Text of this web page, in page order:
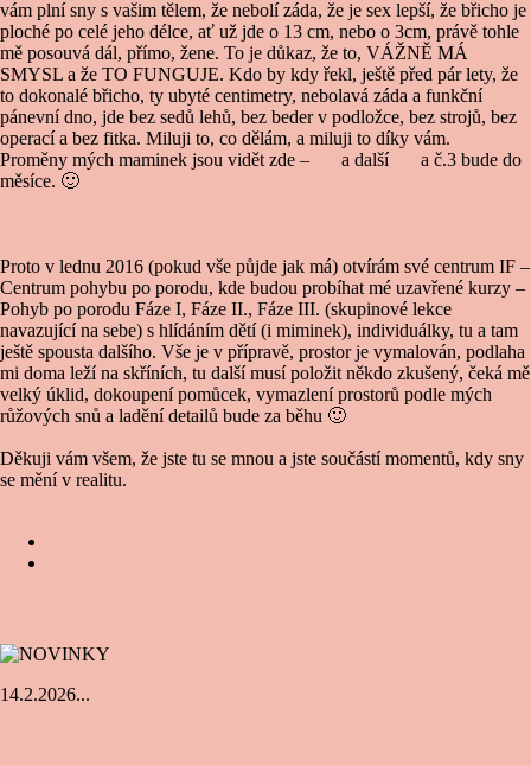
vám plní sny s vašim tělem, že nebolí záda, že je sex lepší, že břicho je
ploché po celé jeho délce, ať už jde o 13 cm, nebo o 3cm, právě tohle
mě posouvá dál, přímo, žene. To je důkaz, že to, VÁŽNĚ MÁ
SMYSL a že TO FUNGUJE. Kdo by kdy řekl, ještě před pár lety, že
to dokonalé břicho, ty ubyté centimetry, nebolavá záda a funkční
pánevní dno, jde bez sedů lehů, bez beder v podložce, bez strojů, bez
operací a bez fitka. Miluji to, co dělám, a miluji to díky vám.
Proměny mých maminek jsou vidět zde –
a další
a č.3 bude do
měsíce. 🙂
Proto v lednu 2016 (pokud vše půjde jak má) otvírám své centrum IF –
Centrum pohybu po porodu, kde budou probíhat mé uzavřené kurzy –
Pohyb po porodu Fáze I, Fáze II., Fáze III. (skupinové lekce
navazující na sebe) s hlídáním dětí (i miminek), individuálky, tu a tam
ještě spousta dalšího. Vše je v přípravě, prostor je vymalován, podlaha
mi doma leží na skříních, tu další musí položit někdo zkušený, čeká mě
velký úklid, dokoupení pomůcek, vymazlení prostorů podle mých
růžových snů a ladění detailů bude za běhu 🙂
Děkuji vám všem, že jste tu se mnou a jste součástí momentů, kdy sny
se mění v realitu.
14.2.2026...